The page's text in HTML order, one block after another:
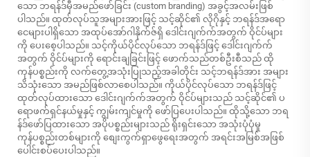
သော ဘရန်ဒ်မှီအမည်ဖော်ခြင်း (custom branding) အခွင့်အလမ်းဖြစ်
ပါသည်။ ထုတ်လုပ်သူအများအားဖြင့် သင့်ဆိုင်၏ လိုဂိုနှင့် ဘရန်ဒ်အရော
ငေများပါရှိသော အထုပ်အော်ဂါနိုက်ဇ်ရှိ ဒေါင်းဂျက်က်အတွက် ဝိုင်ပ်များ
ကို ပေးစေ့ပါသည်။ သင့်ကိုယ်ပိုင်လုပ်သော ဘရန်ဒ်ဖြင့် ဒေါင်းဂျက်က်
အတွက် ဝိုင်ပ်များကို ရောင်းချခြင်းဖြင့် ဖောက်သည်တစ်ဦးစီသည် ထို
ကုန်ပစ္စည်းကို လက်တွေ့အသုံးပြုသည့်အခါတိုင်း သင့်ဘရန်ဒ်အား အများ
သိသုံးသော အမည်ဖြစ်လာစေပါသည်။ ကိုယ်ပိုင်လုပ်သော ဘရန်ဒ်ဖြင့်
ထုတ်လုပ်ထားသော ဒေါင်းဂျက်က်အတွက် ဝိုင်ပ်များသည် သင့်ဆိုင်၏ ပ
ရောဖက်ရှင်နယ်မှုနှင့် ကျွမ်းကျင်မှုကို ဖော်ပြပေးပါသည်။ ထိုသို့သော ဘရ
န်ဒ်ဖော်ပြထားသော အပိုပစ္စည်းများသည် ရိုးရှင်းသော အသုံးပုံပုံမှု
ကုန်ပစ္စည်းတစ်များကို စျေးကွက်ရှာဖွေရေးအတွက် အရင်းအမြစ်အဖြစ်
ပေါင်းစပ်ပေးပါသည်။